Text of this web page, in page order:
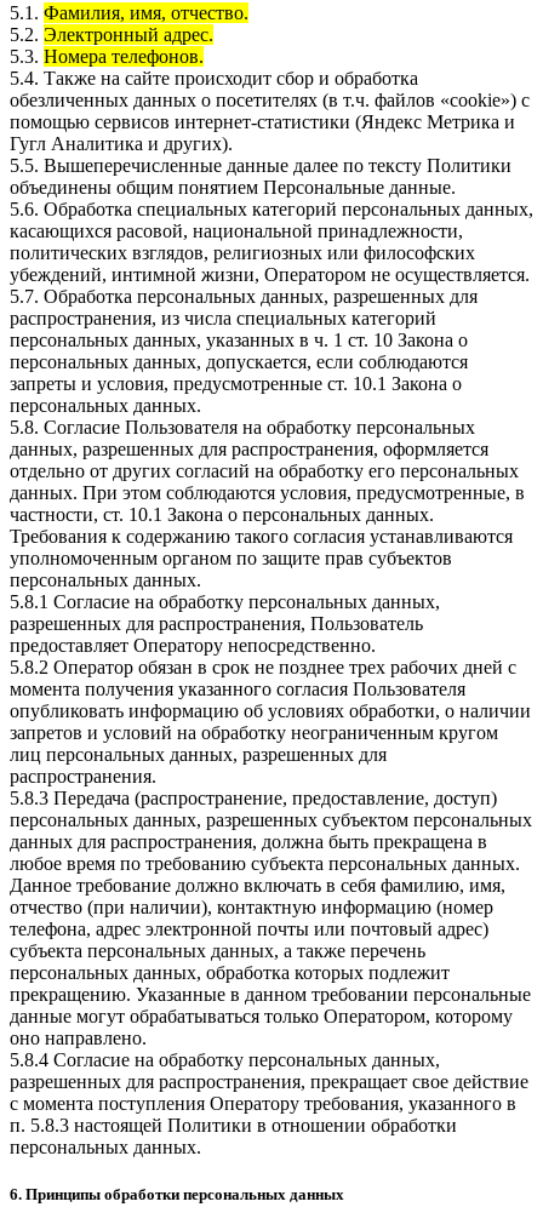
5.1. Фамилия, имя, отчество.
5.2. Электронный адрес.
5.3. Номера телефонов.
5.4. Также на сайте происходит сбор и обработка
обезличенных данных о посетителях (в т.ч. файлов «cookie») с
помощью сервисов интернет-статистики (Яндекс Метрика и
Гугл Аналитика и других).
5.5. Вышеперечисленные данные далее по тексту Политики
объединены общим понятием Персональные данные.
5.6. Обработка специальных категорий персональных данных,
касающихся расовой, национальной принадлежности,
политических взглядов, религиозных или философских
убеждений, интимной жизни, Оператором не осуществляется.
5.7. Обработка персональных данных, разрешенных для
распространения, из числа специальных категорий
персональных данных, указанных в ч. 1 ст. 10 Закона о
персональных данных, допускается, если соблюдаются
запреты и условия, предусмотренные ст. 10.1 Закона о
персональных данных.
5.8. Согласие Пользователя на обработку персональных
данных, разрешенных для распространения, оформляется
отдельно от других согласий на обработку его персональных
данных. При этом соблюдаются условия, предусмотренные, в
частности, ст. 10.1 Закона о персональных данных.
Требования к содержанию такого согласия устанавливаются
уполномоченным органом по защите прав субъектов
персональных данных.
5.8.1 Согласие на обработку персональных данных,
разрешенных для распространения, Пользователь
предоставляет Оператору непосредственно.
5.8.2 Оператор обязан в срок не позднее трех рабочих дней с
момента получения указанного согласия Пользователя
опубликовать информацию об условиях обработки, о наличии
запретов и условий на обработку неограниченным кругом
лиц персональных данных, разрешенных для
распространения.
5.8.3 Передача (распространение, предоставление, доступ)
персональных данных, разрешенных субъектом персональных
данных для распространения, должна быть прекращена в
любое время по требованию субъекта персональных данных.
Данное требование должно включать в себя фамилию, имя,
отчество (при наличии), контактную информацию (номер
телефона, адрес электронной почты или почтовый адрес)
субъекта персональных данных, а также перечень
персональных данных, обработка которых подлежит
прекращению. Указанные в данном требовании персональные
данные могут обрабатываться только Оператором, которому
оно направлено.
5.8.4 Согласие на обработку персональных данных,
разрешенных для распространения, прекращает свое действие
с момента поступления Оператору требования, указанного в
п. 5.8.3 настоящей Политики в отношении обработки
персональных данных.
6. Принципы обработки персональных данных